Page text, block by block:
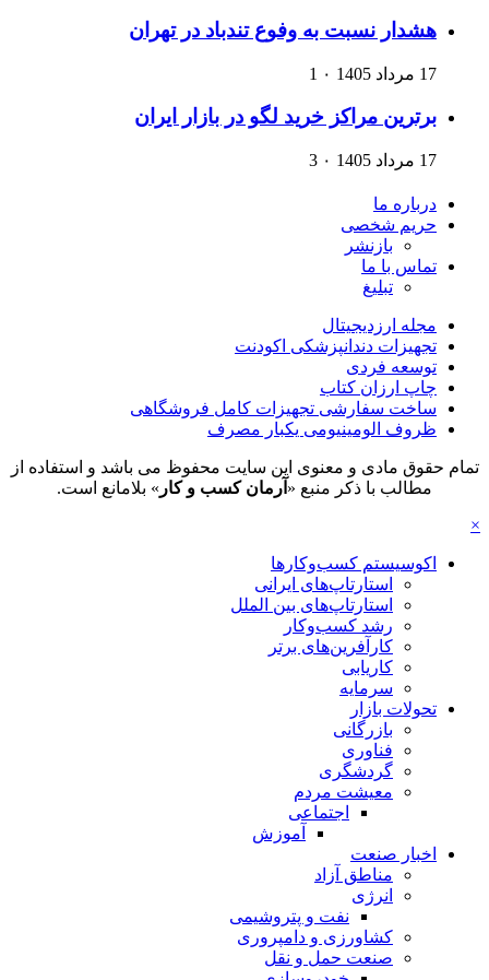
هشدار نسبت به وفوع تندباد در تهران
17 مرداد 1405 ۰ 1
برترین مراکز خرید لگو در بازار ایران
17 مرداد 1405 ۰ 3
درباره ما
حریم شخصی
بازنشر
تماس با ما
تبلیغ
مجله ارزدیجیتال
تجهیزات دندانپزشکی اکودنت
توسعه فردی
چاپ ارزان کتاب
ساخت سفارشی تجهیزات کامل فروشگاهی
ظروف الومینیومی یکبار مصرف
تمام حقوق مادی و معنوی این سایت محفوظ می باشد و استفاده از
مطالب با ذکر منبع « آرمان کسب و کار » بلامانع است.
×
اکوسیستم کسب‌وکارها
استارتاپ‌های ایرانی
استارتاپ‌های بین الملل
رشد کسب‌وکار
کارآفرین‌های برتر
کاریابی
سرمایه
تحولات بازار
بازرگانی
فناوری
گردشگری
معیشت مردم
اجتماعی
آموزش
اخبار صنعت
مناطق آزاد
انرژی
نفت و پتروشیمی
کشاورزی و دامپروری
صنعت حمل و نقل